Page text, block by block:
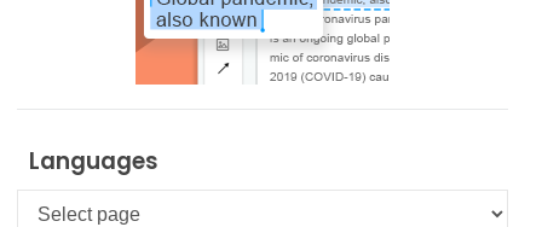
Languages
Languages